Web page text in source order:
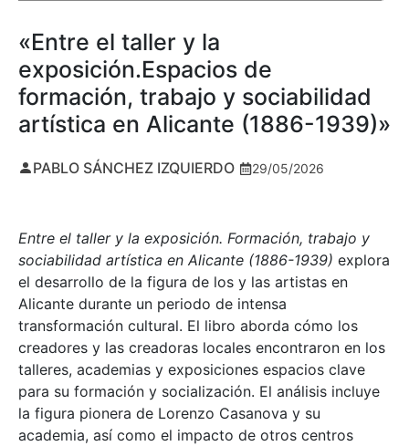
«Entre el taller y la
exposición.Espacios de
formación, trabajo y sociabilidad
artística en Alicante (1886-1939)»
PABLO SÁNCHEZ IZQUIERDO 29/05/2026
Entre el taller y la exposición. Formación, trabajo y
sociabilidad artística en Alicante (1886-1939) explora
el desarrollo de la figura de los y las artistas en
Alicante durante un periodo de intensa
transformación cultural. El libro aborda cómo los
creadores y las creadoras locales encontraron en los
talleres, academias y exposiciones espacios clave
para su formación y socialización. El análisis incluye
la figura pionera de Lorenzo Casanova y su
academia, así como el impacto de otros centros